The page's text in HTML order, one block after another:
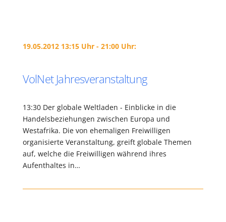
19.05.2012 13:15 Uhr - 21:00 Uhr:
VolNet Jahresveranstaltung
13:30 Der globale Weltladen - Einblicke in die
Handelsbeziehungen zwischen Europa und
Westafrika. Die von ehemaligen Freiwilligen
organisierte Veranstaltung, greift globale Themen
auf, welche die Freiwilligen während ihres
Aufenthaltes in…